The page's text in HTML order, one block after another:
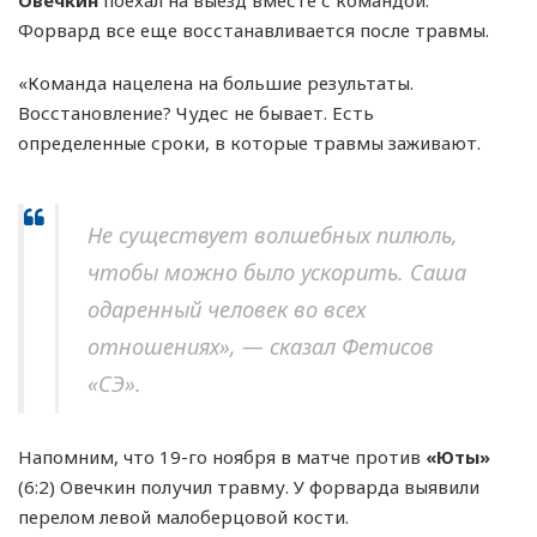
Форвард все еще восстанавливается после травмы.
«Команда нацелена на большие результаты.
Восстановление? Чудес не бывает. Есть
определенные сроки, в которые травмы заживают.
Не существует волшебных пилюль,
чтобы можно было ускорить. Саша
одаренный человек во всех
отношениях», — сказал Фетисов
«СЭ».
Напомним, что 19-го ноября в матче против «Юты»
(6:2) Овечкин получил травму. У форварда выявили
перелом левой малоберцовой кости.